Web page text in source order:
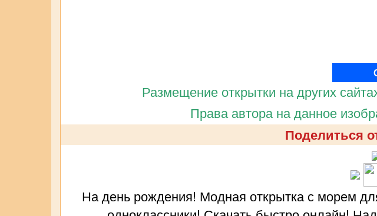
Размещение открытки на других
Права автора на данное
Поделиться
На день рождения! Модная открытка с морем